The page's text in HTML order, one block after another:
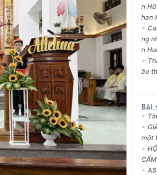
n
han
ng
n
ầu
Bài
một